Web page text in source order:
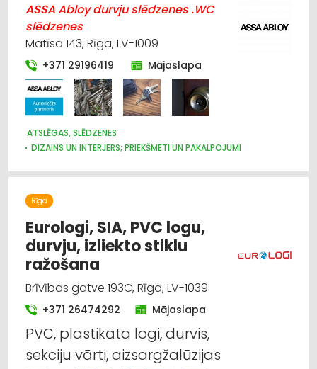
ASSA Abloy durvju slēdzenes .WC
slēdzenes
Matīsa 143, Rīga, LV-1009
+371 29196419 Mājaslapa
ATSLĒGAS, SLĒDZENES
DIZAINS UN INTERJERS; PRIEKŠMETI UN PAKALPOJUMI
ŽALŪZIJAS, AIZKARU STIEŅI
BŪVMATERIĀLU, BŪVKONSTRUKCIJU TIRDZNIECĪBA
BŪVMATERIĀLU, BŪVKONSTRUKCIJU VAIRUMTIRDZNIECĪBA
APDARES MATERIĀLI: TIRDZNIECĪBA
CELTNIECĪBAS UN REMONTA DARBI
APDARES MATERIĀLI: GRĪDAS SEGUMI
MĒBEĻU RAŽOŠANA, MĒBEĻU SAGATAVES
Rīga
Eurologi, SIA, PVC logu,
durvju, izliekto stiklu
ražošana
Brīvības gatve 193C, Rīga, LV-1039
+371 26474292 Mājaslapa
PVC, plastikāta logi, durvis,
sekciju vārti, aizsargžalūzijas